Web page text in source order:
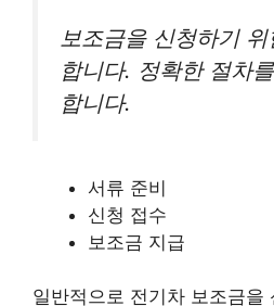
보조금을 신청하기
합니다. 정확한 절차
합니다.
서류 준비
신청 접수
보조금 지급
일반적으로 전기차 보조금을